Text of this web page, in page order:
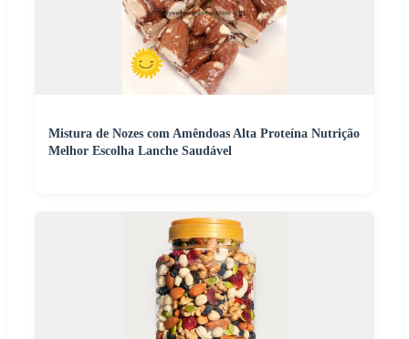
Mistura de Nozes com Amêndoas Alta Proteína Nutrição
Melhor Escolha Lanche Saudável